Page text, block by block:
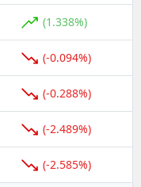
(1.338%)
(-0.094%)
(-0.288%)
(-2.489%)
(-2.585%)